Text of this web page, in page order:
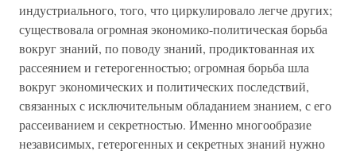
индустриального, того, что циркулировало легче других;
существовала огромная экономико-политическая борьба
вокруг знаний, по поводу знаний, продиктованная их
рассеянием и гетерогенностью; огромная борьба шла
вокруг экономических и политических последствий,
связанных с исключительным обладанием знанием, с его
рассеиванием и секретностью. Именно многообразие
независимых, гетерогенных и секретных знаний нужно